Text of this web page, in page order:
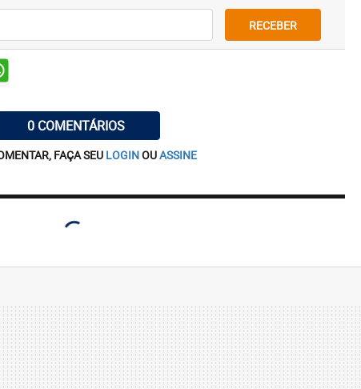
RECEBER
0 COMENTÁRIOS
FAÇA SEU LOGINOUASSINE